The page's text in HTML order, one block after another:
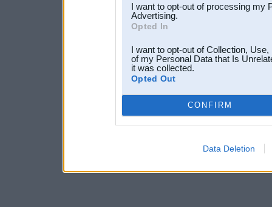
I want to opt-out of processing my
Advertising.
Opted In
I want to opt-out of Collection,
of my Personal Data that Is
it was collected.
Opted Out
CONFIRM
Data Deletion